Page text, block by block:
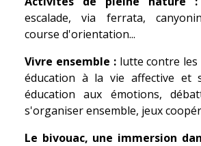
escalade, via ferrata,
course d'orientation...
Vivre ensemble :lutte contre les
éducation à la vie affective et
éducation aux émotions,
s'organiser ensemble, jeux
Le bivouac, une immersion